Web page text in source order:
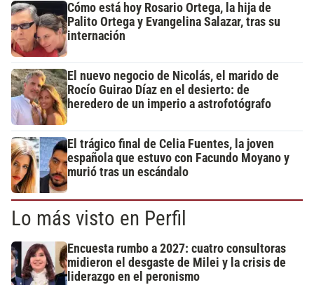
Cómo está hoy Rosario Ortega, la hija de
Palito Ortega y Evangelina Salazar, tras su
internación
El nuevo negocio de Nicolás, el marido de
Rocío Guirao Díaz en el desierto: de
heredero de un imperio a astrofotógrafo
El trágico final de Celia Fuentes, la joven
española que estuvo con Facundo Moyano y
murió tras un escándalo
Lo más visto en Perfil
Encuesta rumbo a 2027: cuatro consultoras
midieron el desgaste de Milei y la crisis de
liderazgo en el peronismo